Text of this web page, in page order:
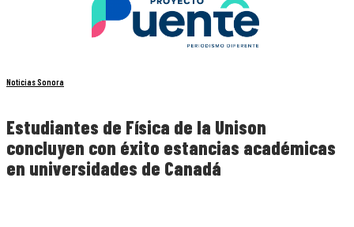
Noticias Sonora
Estudiantes de Física de la Unison
concluyen con éxito estancias académicas
en universidades de Canadá